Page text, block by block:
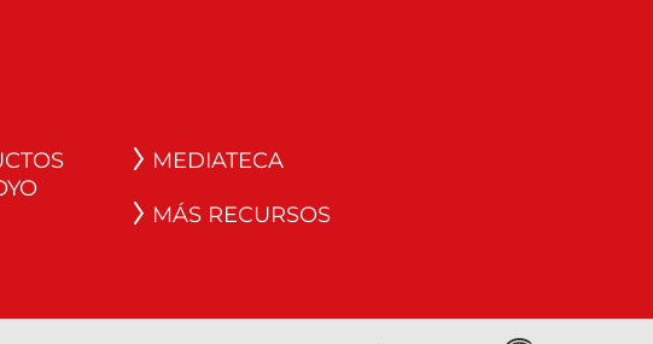
MEDIATECA
MÁS RECURSOS